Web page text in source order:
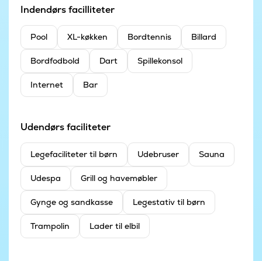
Indendørs facilliteter
Pool XL-køkken Bordtennis Billard
Bordfodbold Dart Spillekonsol
Internet Bar
Udendørs faciliteter
Legefaciliteter til børn Udebruser Sauna
Udespa Grill og havemøbler
Gynge og sandkasse Legestativ til børn
Trampolin Lader til elbil